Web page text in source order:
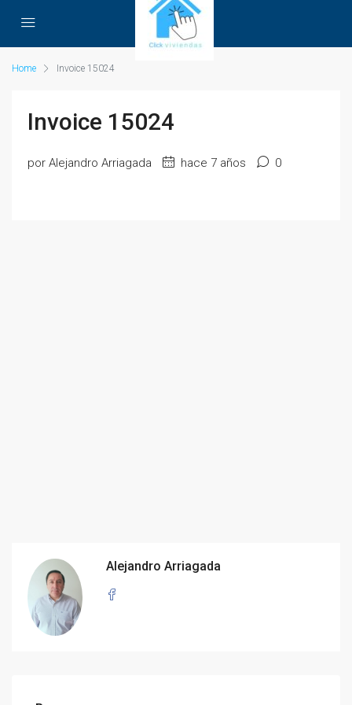
Home Invoice 15024
Invoice 15024
por Alejandro Arriagada hace 7 años 0
Alejandro Arriagada